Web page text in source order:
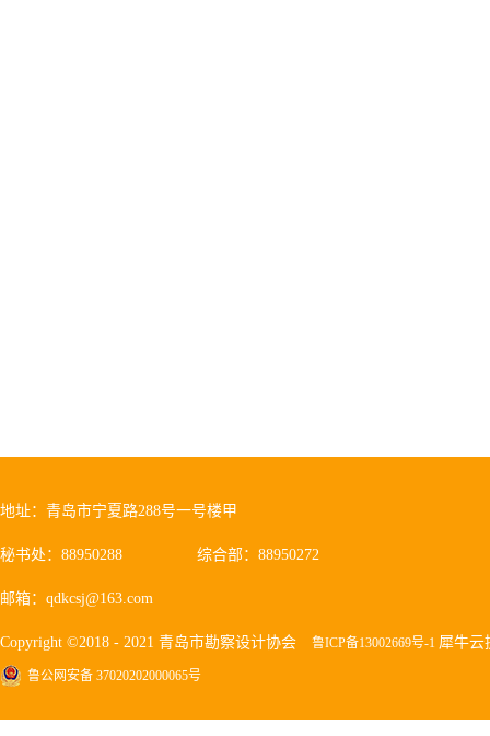
地址：青岛市宁夏路288号一号楼甲
秘书处：88950288 综合部：88950272
邮箱：qdkcsj@163.com
Copyright ©2018 - 2021 青岛市勘察设计协会 鲁ICP备13002669号-1 犀牛云
鲁公网安备 37020202000065号